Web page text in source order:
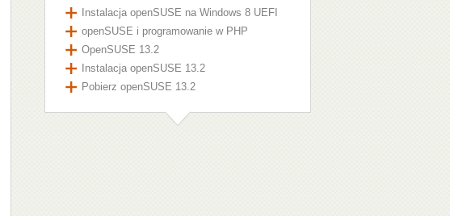
Instalacja openSUSE na Windows 8 UEFI
openSUSE i programowanie w PHP
OpenSUSE 13.2
Instalacja openSUSE 13.2
Pobierz openSUSE 13.2